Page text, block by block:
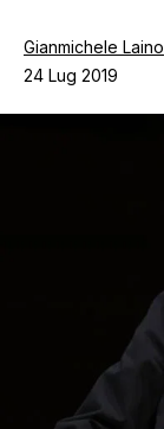
Chi siamo
Gianmichele Laino
24 Lug 2019